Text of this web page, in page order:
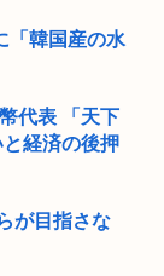
配信され...
「韓国産の水
代表 「天下
経済の後押
が目指さな